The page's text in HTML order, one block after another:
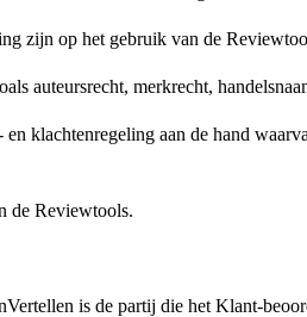
zijn op het gebruik van de
auteursrecht, merkrecht,
klachtenregeling aan de hand
de Reviewtools.
is de partij die het Klant-